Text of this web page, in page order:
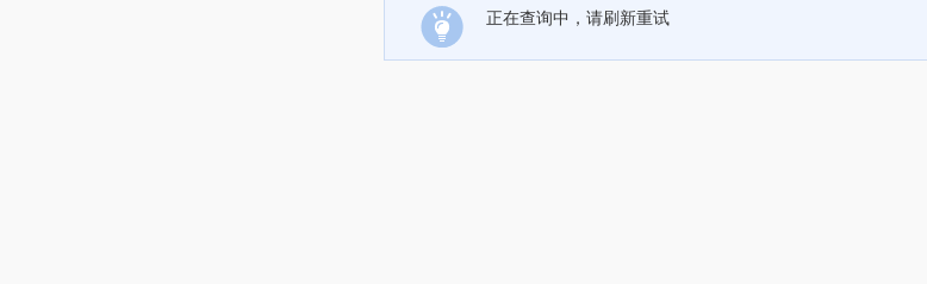
正在查询中，请刷新重试